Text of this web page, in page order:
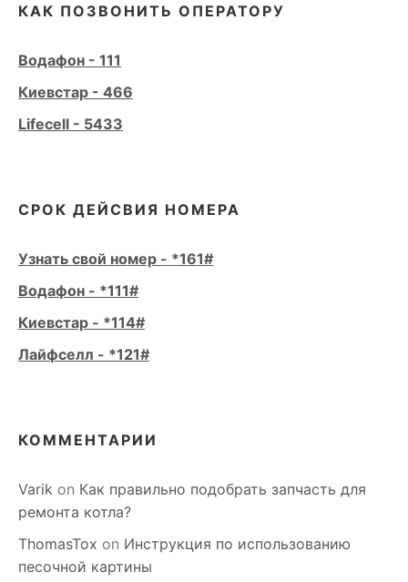
КАК ПОЗВОНИТЬ ОПЕРАТОРУ
Водафон - 111
Киевстар - 466
Lifecell - 5433
СРОК ДЕЙСВИЯ НОМЕРА
Узнать свой номер - *161#
Водафон - *111#
Киевстар - *114#
Лайфселл - *121#
КОММЕНТАРИИ
Varik on Как правильно подобрать запчасть для
ремонта котла?
ThomasTox on Инструкция по использованию
песочной картины